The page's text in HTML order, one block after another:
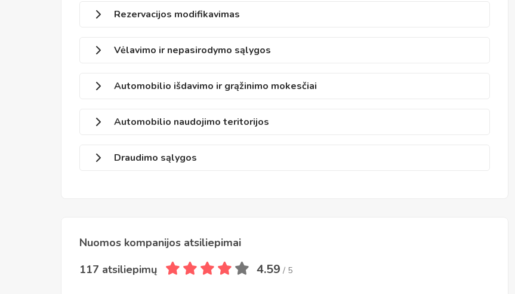
Rezervacijos modifikavimas
Vėlavimo ir nepasirodymo sąlygos
Automobilio išdavimo ir grąžinimo mokesčiai
Automobilio naudojimo teritorijos
Draudimo sąlygos
Nuomos kompanijos atsiliepimai
117 atsiliepimų
4.59 / 5